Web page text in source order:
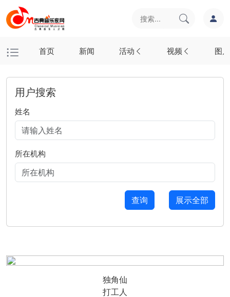
首页 新闻 活动 视频 图片
用户搜索
姓名
所在机构
查询 展示全部
独角仙
打工人